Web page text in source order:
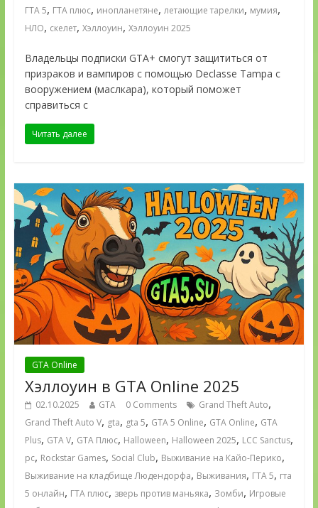
ГТА 5, ГТА плюс, инопланетяне, летающие тарелки, мумия,
НЛО, скелет, Хэллоуин, Хэллоуин 2025
Владельцы подписки GTA+ смогут защититься от
призраков и вампиров с помощью Declasse Tampa с
вооружением (маслкара), который поможет
справиться с
Читать далее
GTA Online
Хэллоуин в GTA Online 2025
02.10.2025 GTA 0 Comments Grand Theft Auto,
Grand Theft Auto V, gta, gta 5, GTA 5 Online, GTA Online, GTA
Plus, GTA V, GTA Плюс, Halloween, Halloween 2025, LCC Sanctus,
pc, Rockstar Games, Social Club, Выживание на Кайо-Перико,
Выживание на кладбище Людендорфа, Выживания, ГТА 5, гта
5 онлайн, ГТА плюс, зверь против маньяка, Зомби, Игровые